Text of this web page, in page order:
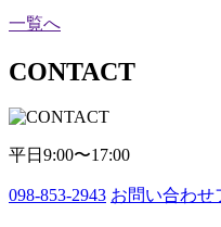
一覧へ
CONTACT
平日9:00〜17:00
098-853-2943 お問い合わせ